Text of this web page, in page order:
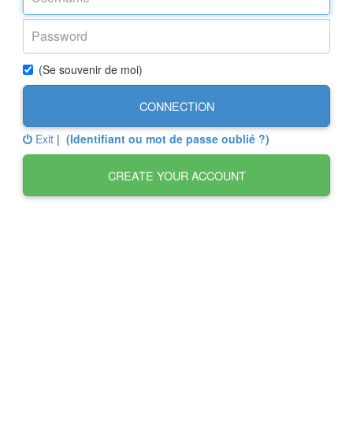
(Se souvenir de moi)
CONNECTION
Exit | (Identifiant ou mot de passe oublié ?)
CREATE YOUR ACCOUNT